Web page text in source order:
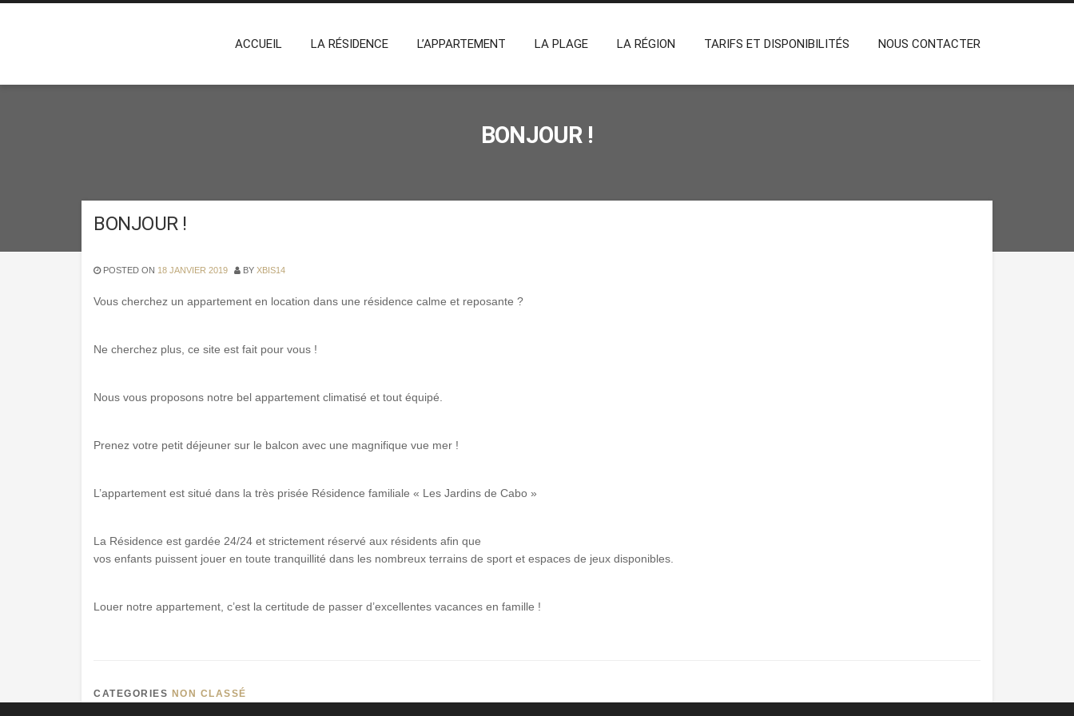
ACCUEIL LA RÉSIDENCE L’APPARTEMENT LA PLAGE LA RÉGION TARIFS ET DISPONIBILITÉS NOUS CONTACTER
BONJOUR !
BONJOUR !
POSTED ON 18 JANVIER 2019 BY XBIS14
Vous cherchez un appartement en location dans une résidence calme et reposante ?
Ne cherchez plus, ce site est fait pour vous !
Nous vous proposons notre bel appartement climatisé et tout équipé.
Prenez votre petit déjeuner sur le balcon avec une magnifique vue mer !
L’appartement est situé dans la très prisée Résidence familiale « Les Jardins de Cabo »
La Résidence est gardée 24/24 et strictement réservé aux résidents afin que
vos enfants puissent jouer en toute tranquillité dans les nombreux terrains de sport et espaces de jeux disponibles.
Louer notre appartement, c’est la certitude de passer d’excellentes vacances en famille !
CATEGORIES NON CLASSÉ